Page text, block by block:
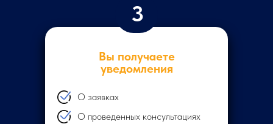
Вы получаете
уведомления
3
О заявках
О проведенных консультациях